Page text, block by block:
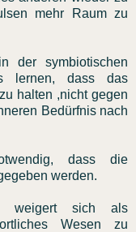
mehr Raum zu
der symbiotischen
lernen, dass das
halten ,nicht gegen
Bedürfnis nach
dass die
werden.
weigert sich als
Wesen zu